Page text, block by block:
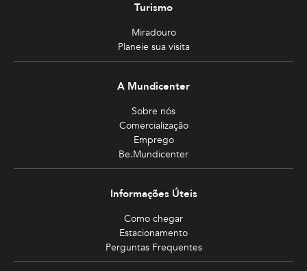
Turismo
Miradouro
Planeie sua visita
A Mundicenter
Sobre nós
Comercialização
Emprego
Be.Mundicenter
Informações Úteis
Como chegar
Estacionamento
Perguntas Frequentes